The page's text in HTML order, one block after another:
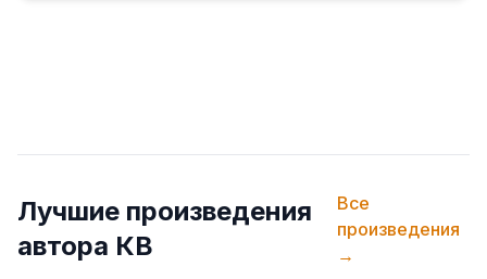
Лучшие произведения
автора КВ
Все
произведения
→